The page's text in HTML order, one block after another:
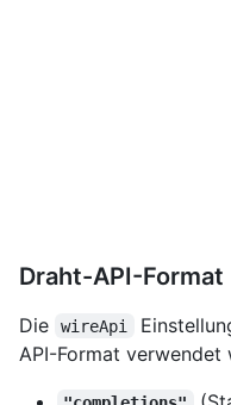
Draht-API-Format
Die wireApi
API-Format verwendet